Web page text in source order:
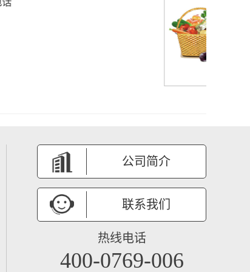
石龙商场蔬菜配送价格
公司简介
联系我们
热线电话
400-0769-006